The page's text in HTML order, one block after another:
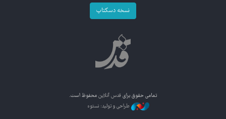
نسخه دسکتاپ
تمامی حقوق برای قدس آنلاین محفوظ است.
طراحی و تولید: نستوه